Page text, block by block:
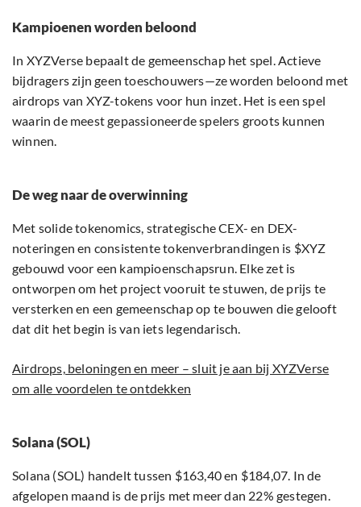
Kampioenen worden beloond
In XYZVerse bepaalt de gemeenschap het spel. Actieve
bijdragers zijn geen toeschouwers—ze worden beloond met
airdrops van XYZ-tokens voor hun inzet. Het is een spel
waarin de meest gepassioneerde spelers groots kunnen
winnen.
De weg naar de overwinning
Met solide tokenomics, strategische CEX- en DEX-
noteringen en consistente tokenverbrandingen is $XYZ
gebouwd voor een kampioenschapsrun. Elke zet is
ontworpen om het project vooruit te stuwen, de prijs te
versterken en een gemeenschap op te bouwen die gelooft
dat dit het begin is van iets legendarisch.
Airdrops, beloningen en meer – sluit je aan bij XYZVerse
om alle voordelen te ontdekken
Solana (SOL)
Solana (SOL) handelt tussen $163,40 en $184,07. In de
afgelopen maand is de prijs met meer dan 22% gestegen.